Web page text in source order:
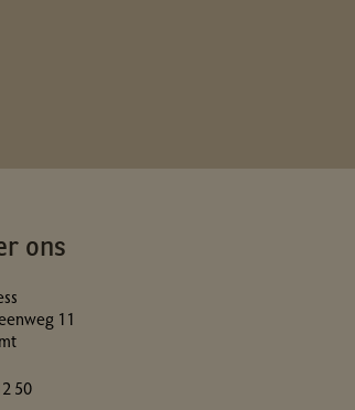
ons
11
50